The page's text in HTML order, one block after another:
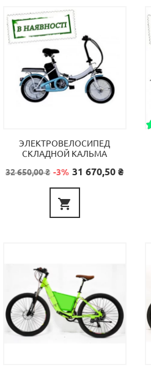
ЭЛЕКТРОВЕЛОСИПЕД
СКЛАДНОЙ КАЛЬМА
Базовая
цена
32 650,00 ₴ -3% Цена
31 670,50 ₴
